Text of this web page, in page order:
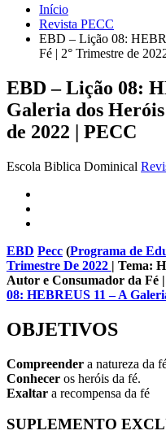
Início
Revista PECC
EBD – Lição 08:
Fé | 2° Trimestre de
EBD – Lição 08:
Galeria dos
de 2022 | PECC
Escola Biblica Dominical
EBD Pecc (Programa de
Trimestre De 2022 | Tema:
Autor e Consumador da Fé |
08: HEBREUS 11 – A
OBJETIVOS
Compreender a natureza da
Conhecer os heróis da fé.
Exaltar a recompensa da fé
SUPLEMENTO